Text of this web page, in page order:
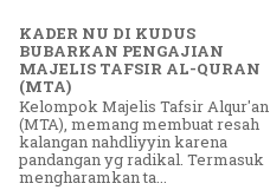
KADER NU DI KUDUS
BUBARKAN PENGAJIAN
MAJELIS TAFSIR AL-QURAN
(MTA)
Kelompok Majelis Tafsir Alqur'an
(MTA), memang membuat resah
kalangan nahdliyyin karena
pandangan yg radikal. Termasuk
mengharamkan ta...